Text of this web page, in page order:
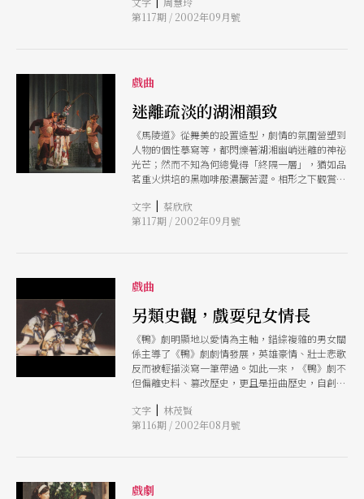
的迴避心態？大師出場，只怕毀譽參半。
第117期 / 2002年09月號
戲曲
迷離疏淡的湖湘韻致
《馬陵道》從舞美的設置造型，劇情的氛圍營塑到
人物的個性摹寫等，都閃爍著湖湘幽峭迷離的神祕
光芒；然而不知為何總覺得「終隔一層」，猶如品
茗重火烘培的黑咖啡般濃釅苦澀。相形之下觀賞
湖湘文學所講究推崇的抒情語境，讓舞台發酵出空
靈疏淡的真摯情味。
文字 | 蔡欣欣
第117期 / 2002年09月號
戲曲
另類史觀，戲耍兒女情長
《鴨》劇明顯地以愛情為主軸，錯綜複雜的男女關
係主導了《鴨》劇劇情發展，英雄豪情、壯士悲歌
反而被輕描淡寫一筆帶過。如此一來，《鴨》劇不
但偏離史料、篡改歷史，更且是扭曲歷史，自創史
文字 | 林茂賢
第116期 / 2002年08月號
戲劇